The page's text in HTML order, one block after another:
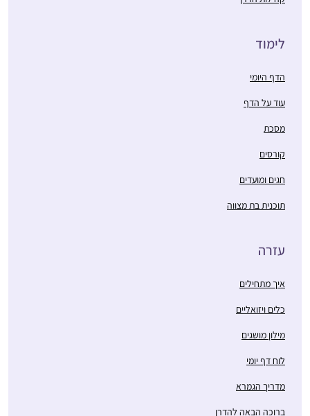
לימוד
הדף היומי
עוד על הדף
מסכת
קורסים
חגים ומועדים
תוכנית בת מצווה
עזרה
איך מתחילים
כלים ויזואליים
מילון מושגים
לוח דף יומי
מדריך הגמרא
ברוכה הבאה להדרן